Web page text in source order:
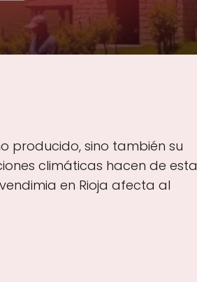
producido, sino también su
climáticas hacen de esta
en Rioja afecta al